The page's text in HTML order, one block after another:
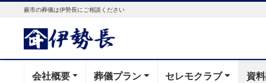
蕨市の葬儀は伊勢長にご相談ください
会社概要 葬儀プラン セレモクラブ 資